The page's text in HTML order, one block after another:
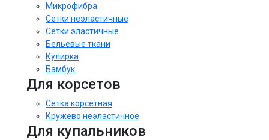
Микрофибра
Сетки неэластичные
Сетки эластичные
Бельевые ткани
Кулирка
Бамбук
Для корсетов
Сетка корсетная
Кружево неэластичное
Для купальников